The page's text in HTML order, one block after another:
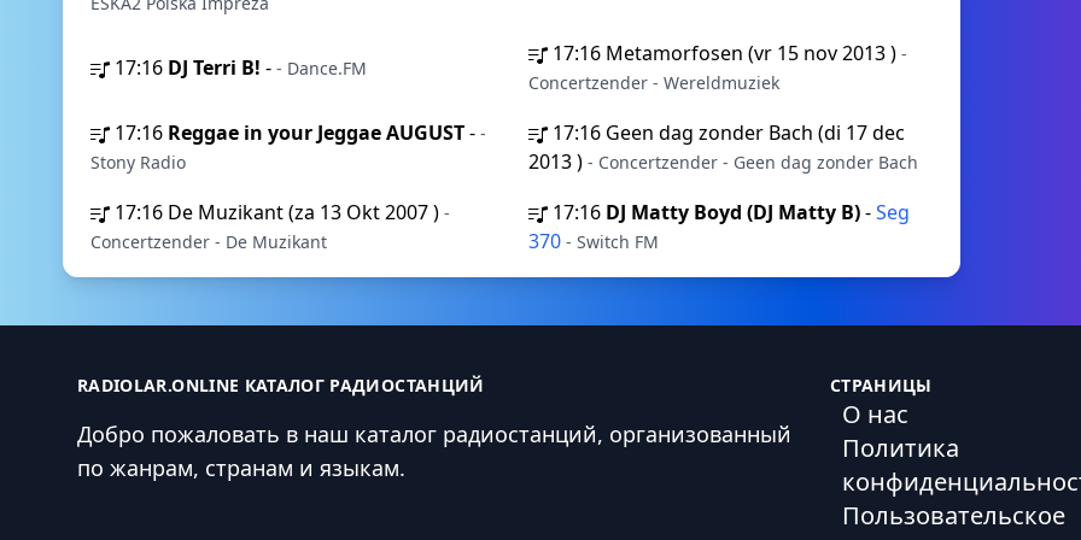
17:16 DJ Terri B! - - Dance.FM
17:16 Metamorfosen (vr 15 nov 2013 ) -
Concertzender - Wereldmuziek
17:16 Reggae in your Jeggae AUGUST- -
Stony Radio
17:16 Geen dag zonder Bach (di 17 dec
2013 ) - Concertzender - Geen dag zonder Bach
17:16 De Muzikant (za 13 Okt 2007 ) -
Concertzender - De Muzikant
17:16 DJ Matty Boyd (DJ Matty B)-Seg
370 - Switch FM
RADIOLAR.ONLINE КАТАЛОГ РАДИОСТАНЦИЙ
Добро пожаловать в наш каталог радиостанций, организованный
по жанрам, странам и языкам.
СТРАНИЦЫ
О нас
Политика
Пользовательское